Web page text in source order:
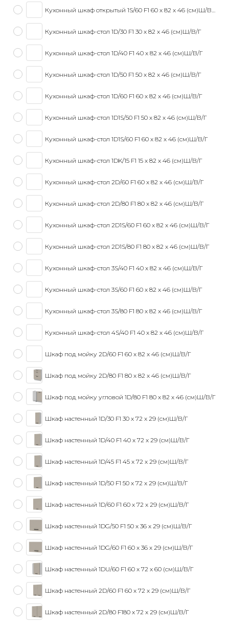
Кухонный шкаф-стол 1D/30 F1 30 x 82 x 46 (см)Ш/В/Г
Кухонный шкаф-стол 1D/40 F1 40 x 82 x 46 (см)Ш/В/Г
Кухонный шкаф-стол 1D/50 F1 50 x 82 x 46 (см)Ш/В/Г
Кухонный шкаф-стол 1D/60 F1 60 x 82 x 46 (см)Ш/В/Г
Кухонный шкаф-стол 1D1S/50 F1 50 x 82 x 46 (см)Ш/В/Г
Кухонный шкаф-стол 1D1S/60 F1 60 x 82 x 46 (см)Ш/В/Г
Кухонный шкаф-стол 1DK/15 F1 15 x 82 x 46 (см)Ш/В/Г
Кухонный шкаф-стол 2D/60 F1 60 x 82 x 46 (см)Ш/В/Г
Кухонный шкаф-стол 2D/80 F1 80 x 82 x 46 (см)Ш/В/Г
Кухонный шкаф-стол 2D1S/60 F1 60 x 82 x 46 (см)Ш/В/Г
Кухонный шкаф-стол 2D1S/80 F1 80 x 82 x 46 (см)Ш/В/Г
Кухонный шкаф-стол 3S/40 F1 40 x 82 x 46 (см)Ш/В/Г
Кухонный шкаф-стол 3S/60 F1 60 x 82 x 46 (см)Ш/В/Г
Кухонный шкаф-стол 3S/80 F1 80 x 82 x 46 (см)Ш/В/Г
Кухонный шкаф-стол 4S/40 F1 40 x 82 x 46 (см)Ш/В/Г
Шкаф под мойку 2D/60 F1 60 x 82 x 46 (см)Ш/В/Г
Шкаф под мойку 2D/80 F1 80 x 82 x 46 (см)Ш/В/Г
Шкаф под мойку угловой 1D/80 F1 80 x 82 x 46 (см)Ш/В/Г
Шкаф настенный 1D/30 F1 30 x 72 x 29 (см)Ш/В/Г
Шкаф настенный 1D/40 F1 40 x 72 x 29 (см)Ш/В/Г
Шкаф настенный 1D/45 F1 45 x 72 x 29 (см)Ш/В/Г
Шкаф настенный 1D/50 F1 50 x 72 x 29 (см)Ш/В/Г
Шкаф настенный 1D/60 F1 60 x 72 x 29 (см)Ш/В/Г
Шкаф настенный 1DG/50 F1 50 x 36 x 29 (см)Ш/В/Г
Шкаф настенный 1DG/60 F1 60 x 36 x 29 (см)Ш/В/Г
Шкаф настенный 1DU/60 F1 60 x 72 x 60 (см)Ш/В/Г
Шкаф настенный 2D/60 F1 60 x 72 x 29 (см)Ш/В/Г
Шкаф настенный 2D/80 F180 x 72 x 29 (см)Ш/В/Г